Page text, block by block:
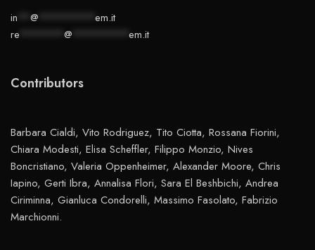
in @
em.it
re
@ em.it
Contributors
Barbara Cialdi, Vito Rodriguez, Tito Ciotta, Rossana Fiorini,
Chiara Modesti, Elisa Scheffler, Filippo Monzio, Nives
Boncristiano, Valeria Oppenheimer, Alexander Moore, Chris
Iapino, Gerti Ibra, Annalisa Flori, Sara El Beshbichi, Andrea
Ciriminna, Gianluca Condorelli, Massimo Fasolato, Fabrizio
Marchionni.